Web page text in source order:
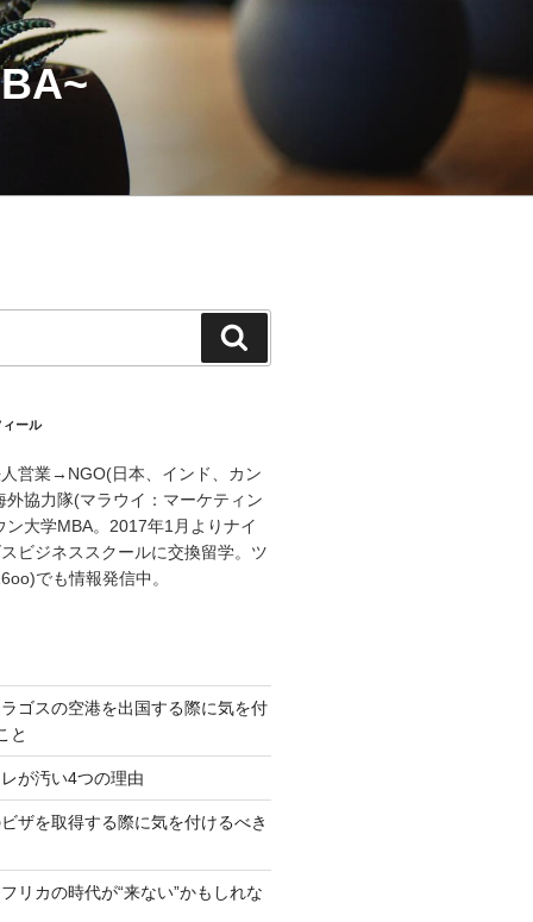
索
ール
営業→NGO(日本、インド、カン
協力隊(マラウイ：マーケティン
大学MBA。2017年1月よりナイ
ビジネススクールに交換留学。ツ
でも情報発信中。
ゴスの空港を出国する際に気を付
と
が汚い4つの理由
ザを取得する際に気を付けるべき
リカの時代が“来ない”かもしれな